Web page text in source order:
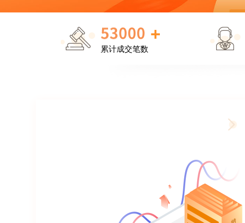
+
累计成交笔数